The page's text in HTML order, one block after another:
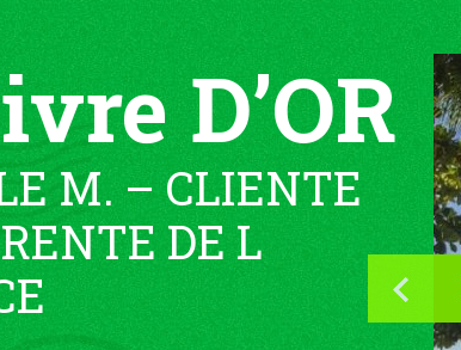
D’OR
M. – CLIENTE
DE L